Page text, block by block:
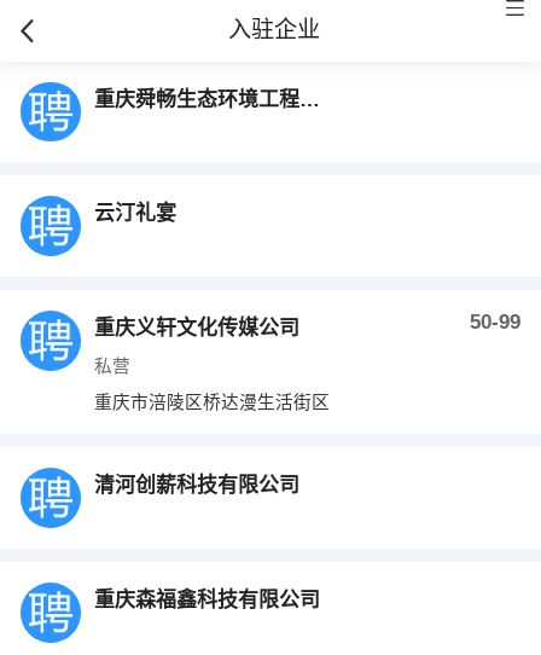
入驻企业
重庆舜畅生态环境工程有限公司
云汀礼宴
重庆义轩文化传媒公司 50-99
私营
重庆市涪陵区桥达漫生活街区
清河创薪科技有限公司
重庆森福鑫科技有限公司